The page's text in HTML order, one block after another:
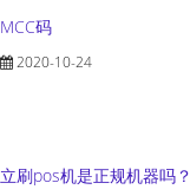
MCC码
2020-10-24
立刷pos机是正规机器吗？